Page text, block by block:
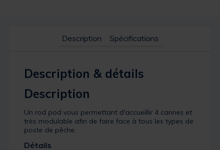
Description Spécifications
Description & détails
Description
Un rod pod vous permettant d'accueillir 4 cannes et
très modulable afin de faire face à tous les types de
poste de pêche.
Détails